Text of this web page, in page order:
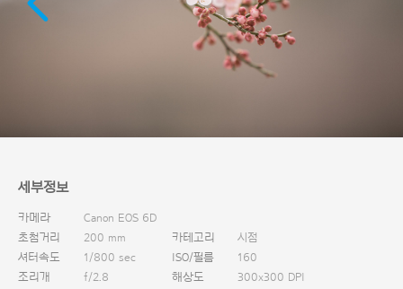
세부정보
카메라
Canon EOS 6D
초첨거리
200 mm 카테고리
시점
셔터속도
1/800 sec ISO/필름
160
조리개
f/2.8 해상도
300x300 DPI